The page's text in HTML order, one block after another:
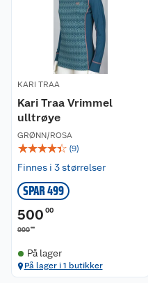
KARI TRAA
Kari Traa Vrimmel
ulltrøye
GRØNN/ROSA
☆☆☆☆☆ (9)
Finnes i 3 størrelser
SPAR 499
500 00
99900
På lager
På lager i 1 butikker
Våre butikker
Våre merkevarer
Coop kjeder
Ledige stillinger
Bærekraft
Samvirkelag
Kontakt oss
Angre- og returrett
Reklamasjon og garanti
Ofte stilte spørsmål
Betalingsalternativer
Leveringsalternativer
Pakkesporing
Åpent kjøp
Coop medlem
Klikk og hent
Festdrakter til hele familien
Hagemøbler og utemøbler